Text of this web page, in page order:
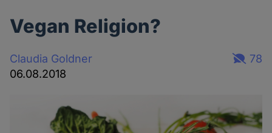
Vegan Religion?
Claudia Goldner
06.08.2018
78